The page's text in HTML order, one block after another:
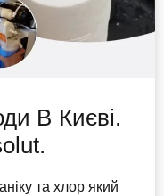
В Києві.
та хлор який